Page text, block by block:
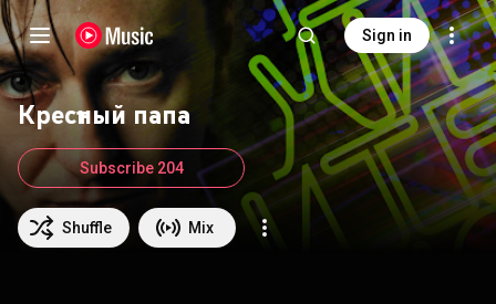
Sign in
Крестный папа
Shuffle Mix
Subscribe 204